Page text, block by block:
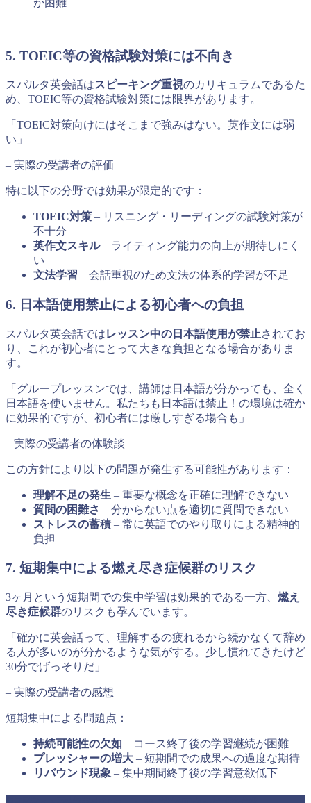
5. TOEIC等の資格試験対策には不向き
スパルタ英会話はスピーキング重視のカリキュラムであるた
め、TOEIC等の資格試験対策には限界があります。
「TOEIC対策向けにはそこまで強みはない。英作文には弱
い」
– 実際の受講者の評価
特に以下の分野では効果が限定的です：
TOEIC対策 – リスニング・リーディングの試験対策が
不十分
英作文スキル– ライティング能力の向上が期待しにく
い
文法学習 – 会話重視のため文法の体系的学習が不足
6. 日本語使用禁止による初心者への負担
スパルタ英会話ではレッスン中の日本語使用が禁止されてお
り、これが初心者にとって大きな負担となる場合がありま
す。
「グループレッスンでは、講師は日本語が分かっても、全く
日本語を使いません。私たちも日本語は禁止！の環境は確か
に効果的ですが、初心者には厳しすぎる場合も」
– 実際の受講者の体験談
この方針により以下の問題が発生する可能性があります：
理解不足の発生 – 重要な概念を正確に理解できない
質問の困難さ – 分からない点を適切に質問できない
ストレスの蓄積 – 常に英語でのやり取りによる精神的
負担
7. 短期集中による燃え尽き症候群のリスク
3ヶ月という短期間での集中学習は効果的である一方、 燃え
尽き症候群のリスクも孕んでいます。
「確かに英会話って、理解するの疲れるから続かなくて辞め
る人が多いのが分かるような気がする。少し慣れてきたけど
30分でげっそりだ」
– 実際の受講者の感想
短期集中による問題点：
持続可能性の欠如 – コース終了後の学習継続が困難
プレッシャーの増大 – 短期間での成果への過度な期待
リバウンド現象 – 集中期間終了後の学習意欲低下